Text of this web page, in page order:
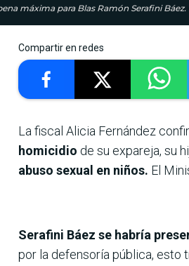
máxima para Blas Ramón Serafini
Compartir en redes
La fiscal Alicia Fernández
homicidio de su expareja, su
abuso sexual en niños. El
Serafini Báez se habría
por la defensoría pública, esto